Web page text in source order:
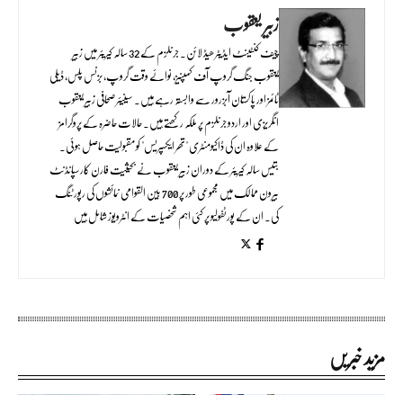
زبیر یعقوب
چیف کنٹینٹ ایڈیٹر ھیڈ لائن۔ جرنلزم کے 32 سالہ کیریئر میں زبیر
یعقوب جنگ گروپ آف کمپنیز، نوائے وقت گروپ، بزنس پلس، ڈیلی
ٹائمز اور پاکستان آبزرور سے وابستہ رہے ہیں۔ سینیئر صحافی زبیر یعقوب
انگریزی اور اردو جرنلزم پر ملکہ رکھتے ہیں۔ حالات حاضرہ کے پروگرامز
کے علاوہ ان کی ڈاکیومنٹری "تھر ایکسپریس" کو مقبولیت حاصل ہوئی۔
بتیس سالہ کیریئر کے دوران زبیر یعقوب نے بحیثیت فارن کارسپانڈنٹ
بیرون ممالک میں مجموعی طور پر 700 بین القوامی نمائشوں کی رپورٹنگ
کی۔ ان کے پورٹفولیو پر کئی اہم شخصیات کے انٹرویوز شامل ہیں
مزید خبریں